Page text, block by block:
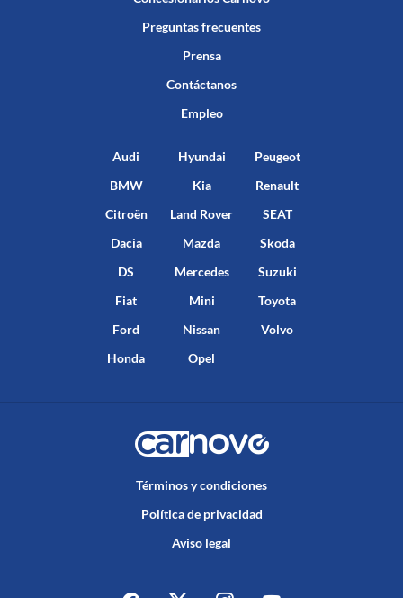
Preguntas frecuentes
Prensa
Contáctanos
Empleo
Audi
BMW
Citroën
Dacia
DS
Fiat
Ford
Honda
Hyundai
Kia
Land Rover
Mazda
Mercedes
Mini
Nissan
Opel
Peugeot
Renault
SEAT
Skoda
Suzuki
Toyota
Volvo
Términos y condiciones
Política de privacidad
Aviso legal